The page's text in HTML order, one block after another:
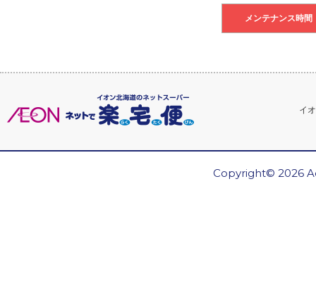
メンテナンス時間
イ
Copyright© 2026